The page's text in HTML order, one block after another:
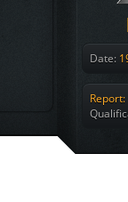
Date:
Report: